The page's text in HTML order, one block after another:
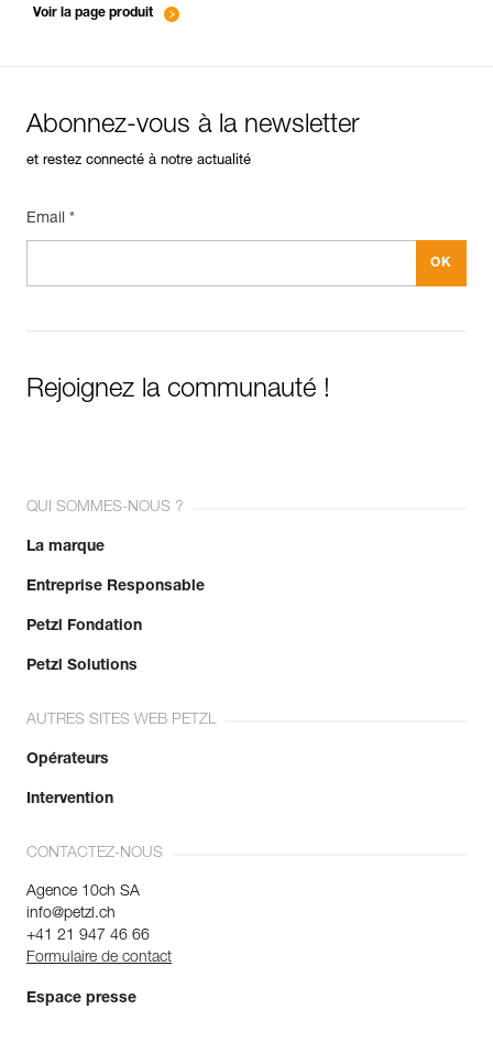
Voir la page produit
Abonnez-vous à la newsletter
et restez connecté à notre actualité
Email *
Rejoignez la communauté !
QUI SOMMES-NOUS ?
La marque
Entreprise Responsable
Petzl Fondation
Petzl Solutions
AUTRES SITES WEB PETZL
Opérateurs
Intervention
CONTACTEZ-NOUS
Agence 10ch SA
info@petzl.ch
+41 21 947 46 66
Formulaire de contact
Espace presse